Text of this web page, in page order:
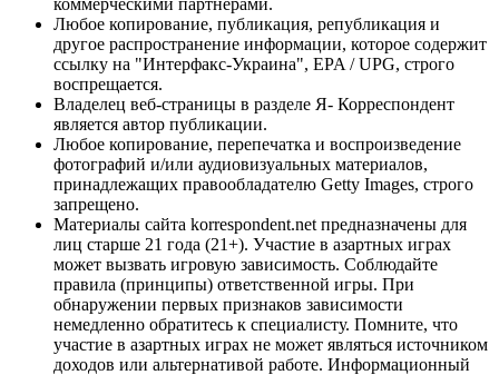
Любое копирование, публикация, републикация и
другое распространение информации, которое содержит
ссылку на "Интерфакс-Украина", EPA / UPG, строго
воспрещается.
Владелец веб-страницы в разделе Я- Корреспондент
является автор публикации.
Любое копирование, перепечатка и воспроизведение
фотографий и/или аудиовизуальных материалов,
принадлежащих правообладателю Getty Images, строго
запрещено.
Материалы сайта korrespondent.net предназначены для
лиц старше 21 года (21+). Участие в азартных играх
может вызвать игровую зависимость. Соблюдайте
правила (принципы) ответственной игры. При
обнаружении первых признаков зависимости
немедленно обратитесь к специалисту. Помните, что
участие в азартных играх не может являться источником
доходов или альтернативой работе. Информационный